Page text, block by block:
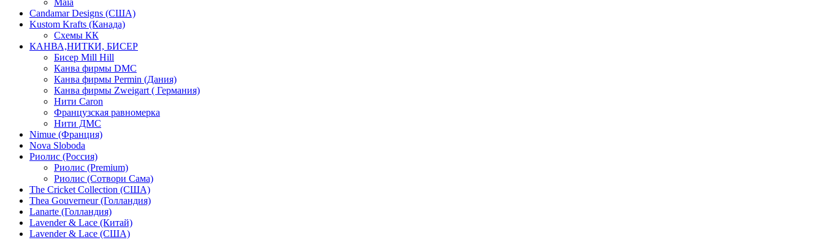
Maia
Candamar Designs (США)
Kustom Krafts (Канада)
Схемы КК
КАНВА,НИТКИ, БИСЕР
Бисер Mill Hill
Канва фирмы DMC
Канва фирмы Permin (Дания)
Канва фирмы Zweigart ( Германия)
Нити Caron
Французская равномерка
Нити ДМС
Nimue (Франция)
Nova Sloboda
Риолис (Россия)
Риолис (Premium)
Риолис (Сотвори Сама)
The Cricket Collection (США)
Thea Gouverneur (Голландия)
Lanarte (Голландия)
Lavender & Lace (Китай)
Lavender & Lace (США)